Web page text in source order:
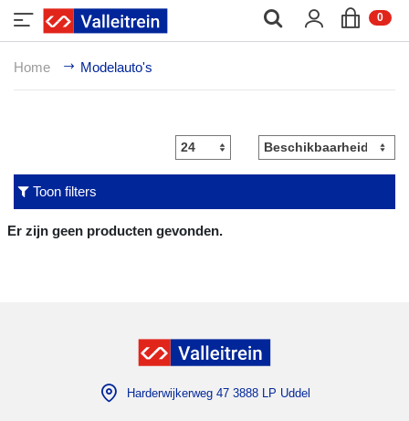
0;
Home Modelauto's
Toon filters
Er zijn geen producten gevonden.
Harderwijkerweg 47 3888 LP Uddel